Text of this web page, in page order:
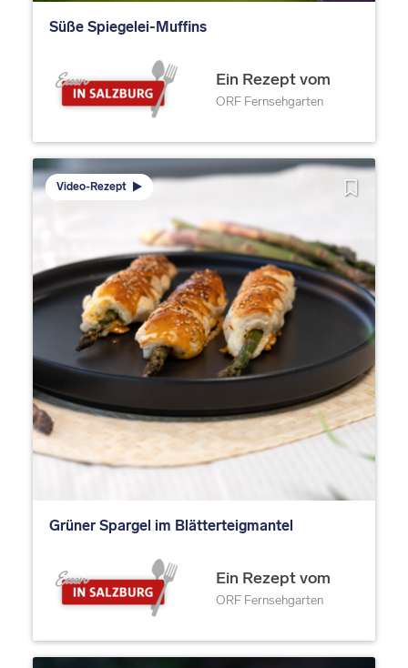
Süße Spiegelei-Muffins
Ein Rezept vom
ORF Fernsehgarten
Video-Rezept
Grüner Spargel im Blätterteigmantel
Ein Rezept vom
ORF Fernsehgarten